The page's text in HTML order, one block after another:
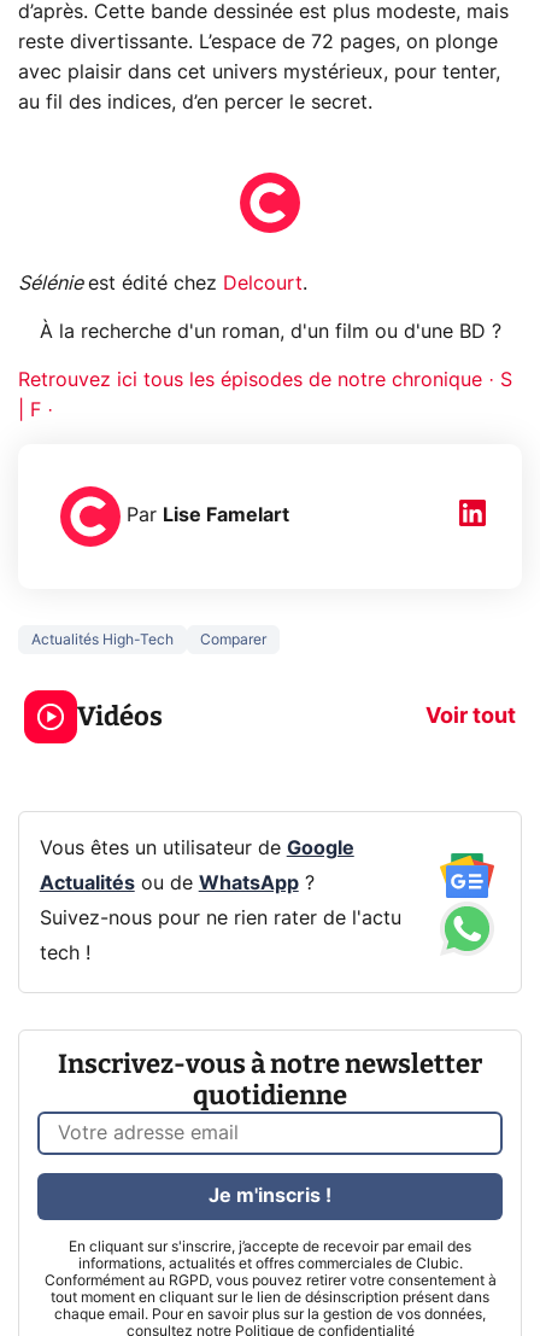
d’après. Cette bande dessinée est plus modeste, mais
reste divertissante. L’espace de 72 pages, on plonge
avec plaisir dans cet univers mystérieux, pour tenter,
au fil des indices, d’en percer le secret.
Sélénieest édité chez Delcourt.
À la recherche d'un roman, d'un film ou d'une BD ?
Retrouvez ici tous les épisodes de notre chronique · S
| F ·
Par Lise Famelart
Actualités High-Tech Comparer
Vidéos Voir tout
3 écrans en 1 pour
319€ ? Voici L'AOC
CQ32G4ZA !
prochaine
Vous êtes un utilisateur de Google
Actualitésou de WhatsApp?
Suivez-nous pour ne rien rater de l'actu
tech !
Inscrivez-vous à notre newsletter
quotidienne
En cliquant sur s'inscrire, j’accepte de recevoir par email des
informations, actualités et offres commerciales de Clubic.
Conformément au RGPD, vous pouvez retirer votre consentement à
tout moment en cliquant sur le lien de désinscription présent dans
chaque email. Pour en savoir plus sur la gestion de vos données,
consultez notre Politique de confidentialité
Je m'inscris !